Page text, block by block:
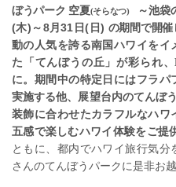
ぼうパーク 空夏(そらなつ) ～池袋
(木) ～ 8月31 日( 日) の期間で開催
動の人気を誇る南国ハワイをイ
た「てんぼうの丘」が彩られ、
に。期間中の特定日にはフラ
実施する他、展望台内のてんぼ
装飾に合わせたカラフルなハワ
五感で楽しむハワイ体験をご提
ともに、都内でハワイ旅行気分
さんのてんぼうパークに是非お